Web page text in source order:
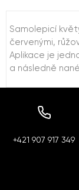
Samolepicí
červenými,
Aplikace je
a následně
+421 907 917 349